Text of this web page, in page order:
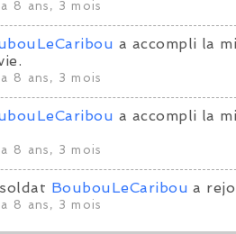
a 8 ans, 3 mois
a accompli la
a 8 ans, 3 mois
a accompli la
a 8 ans, 3 mois
BoubouLeCaribou a
a 8 ans, 3 mois